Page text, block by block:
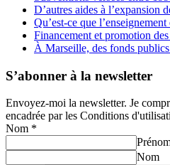
D’autres aides à l’expansion
Qu’est-ce que
Financement et promotion
À Marseille, des fonds
S’abonner à la newsletter
Envoyez-moi la newsletter. Je
encadrée par les Conditions
Nom *
Nom